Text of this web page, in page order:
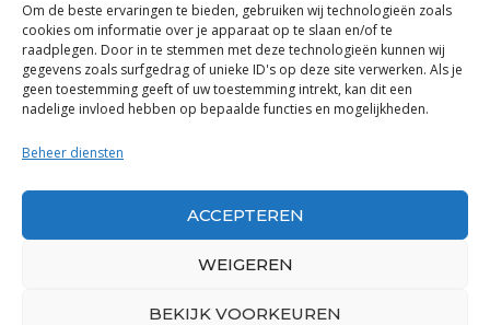
Om de beste ervaringen te bieden, gebruiken wij technologieën zoals
cookies om informatie over je apparaat op te slaan en/of te
raadplegen. Door in te stemmen met deze technologieën kunnen wij
gegevens zoals surfgedrag of unieke ID's op deze site verwerken. Als je
geen toestemming geeft of uw toestemming intrekt, kan dit een
nadelige invloed hebben op bepaalde functies en mogelijkheden.
Beheer diensten
ACCEPTEREN
WEIGEREN
BEKIJK VOORKEUREN
“Voor de mooiste Blues, Rock, Roots &
Americana”
Copyright 2019 – 2026 Bluestown Music – All